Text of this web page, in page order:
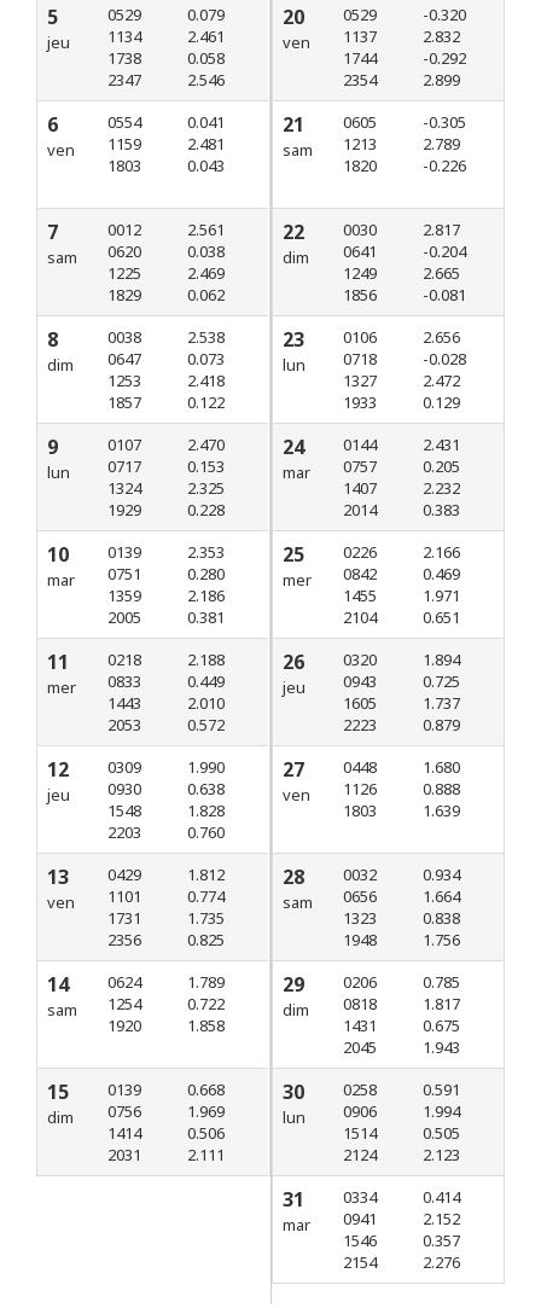
5
jeu
0529
1134
1738
2347
0.079
2.461
0.058
2.546
6
ven
0554
1159
1803
0.041
2.481
0.043
7
sam
0012
0620
1225
1829
2.561
0.038
2.469
0.062
8
dim
0038
0647
1253
1857
2.538
0.073
2.418
0.122
9
lun
0107
0717
1324
1929
2.470
0.153
2.325
0.228
10
mar
0139
0751
1359
2005
2.353
0.280
2.186
0.381
11
mer
0218
0833
1443
2053
2.188
0.449
2.010
0.572
12
jeu
0309
0930
1548
2203
1.990
0.638
1.828
0.760
13
ven
0429
1101
1731
2356
1.812
0.774
1.735
0.825
14
sam
0624
1254
1920
1.789
0.722
1.858
15
dim
0139
0756
1414
2031
0.668
1.969
0.506
2.111
20
ven
0529
1137
1744
2354
-0.320
2.832
-0.292
2.899
21
sam
0605
1213
1820
-0.305
2.789
-0.226
22
dim
0030
0641
1249
1856
2.817
-0.204
2.665
-0.081
23
lun
0106
0718
1327
1933
2.656
-0.028
2.472
0.129
24
mar
0144
0757
1407
2014
2.431
0.205
2.232
0.383
25
mer
0226
0842
1455
2104
2.166
0.469
1.971
0.651
26
jeu
0320
0943
1605
2223
1.894
0.725
1.737
0.879
27
ven
0448
1126
1803
1.680
0.888
1.639
28
sam
0032
0656
1323
1948
0.934
1.664
0.838
1.756
29
dim
0206
0818
1431
2045
0.785
1.817
0.675
1.943
30
lun
0258
0906
1514
2124
0.591
1.994
0.505
2.123
31
mar
0334
0941
1546
2154
0.414
2.152
0.357
2.276